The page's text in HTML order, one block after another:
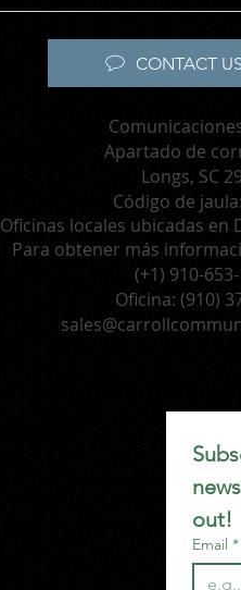
CONTACT
Apartado de
Longs, SC
Código de
Oficinas locales ubicadas en
Para obtener más
(+1) 910-
Oficina: (910)
out!
Email *